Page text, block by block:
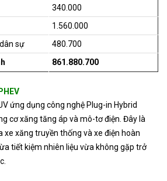
340.000
1.560.000
sự
480.700
861.880.700
ứng dụng công nghệ Plug-in Hybrid
cơ xăng tăng áp và mô-tơ điện. Đây là
xe xăng truyền thống và xe điện hoàn
tiết kiệm nhiên liệu vừa không gặp trở